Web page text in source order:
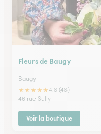
Fleurs de Baugy
Baugy
★★★★★4.8 (48)
46 rue Sully
Voir la boutique